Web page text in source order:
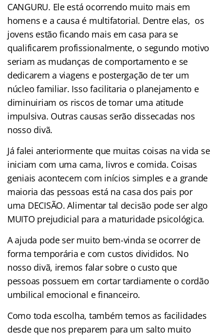
CANGURU. Ele está ocorrendo muito mais em
homens e a causa é multifatorial. Dentre elas, os
jovens estão ficando mais em casa para se
qualificarem profissionalmente, o segundo motivo
seriam as mudanças de comportamento e se
dedicarem a viagens e postergação de ter um
núcleo familiar. Isso facilitaria o planejamento e
diminuiriam os riscos de tomar uma atitude
impulsiva. Outras causas serão dissecadas nos
nosso divã.
Já falei anteriormente que muitas coisas na vida se
iniciam com uma cama, livros e comida. Coisas
geniais acontecem com inícios simples e a grande
maioria das pessoas está na casa dos pais por
uma DECISÃO. Alimentar tal decisão pode ser algo
MUITO prejudicial para a maturidade psicológica.
A ajuda pode ser muito bem-vinda se ocorrer de
forma temporária e com custos divididos. No
nosso divã, iremos falar sobre o custo que
pessoas possuem em cortar tardiamente o cordão
umbilical emocional e financeiro.
Como toda escolha, também temos as facilidades
desde que nos preparem para um salto muito